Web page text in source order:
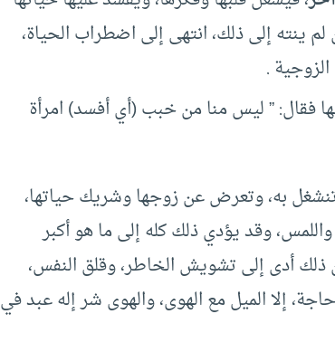
لم ينته إلى ذلك، انتهى إلى اضطراب الحياة،
.
فقال: ” ليس منا من خبب (أي أفسد) امرأة
به، وتعرض عن زوجها وشريك حياتها،
وقد يؤدي ذلك كله إلى ما هو أكبر
ذلك أدى إلى تشويش الخاطر، وقلق النفس،
إلا الميل مع الهوى، والهوى شر إله عبد في